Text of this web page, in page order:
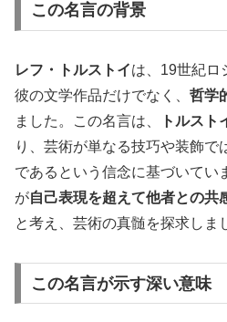
この名言の背景
レフ・トルストイは、19世紀ロ
彼の文学作品だけでなく、 哲学
ました。この名言は、
トルスト
り、芸術が単なる技巧や装飾で
であるという信念に基づいてい
が自己表現を超えて他者との共
と考え、芸術の真髄を探求しま
この名言が示す深い意味